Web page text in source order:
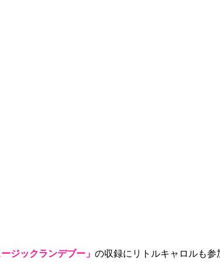
ジックランデブー」 の収録にリトルキャロルも参